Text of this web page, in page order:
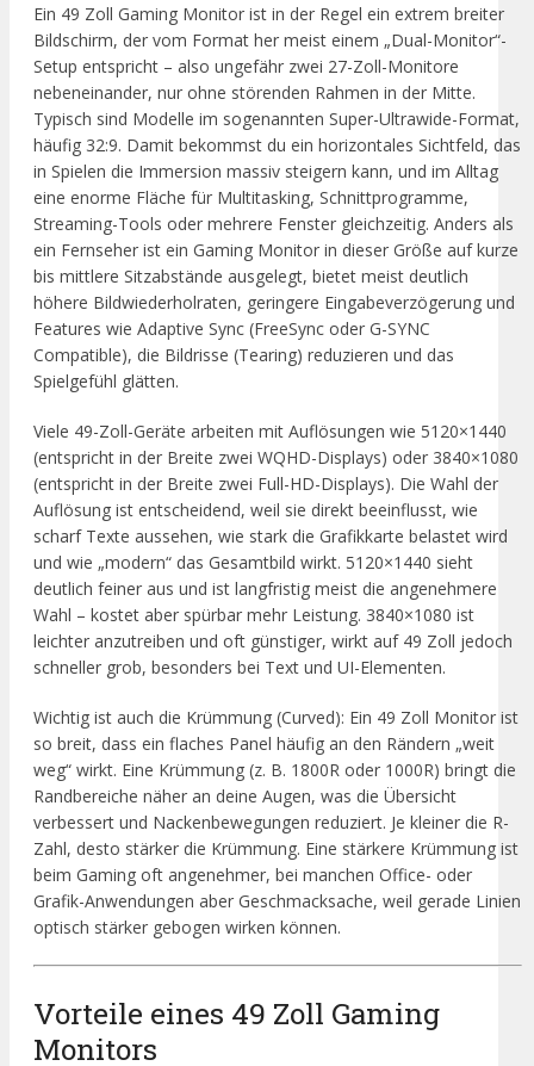
Ein 49 Zoll Gaming Monitor ist in der Regel ein extrem breiter
Bildschirm, der vom Format her meist einem „Dual-Monitor“-
Setup entspricht – also ungefähr zwei 27-Zoll-Monitore
nebeneinander, nur ohne störenden Rahmen in der Mitte.
Typisch sind Modelle im sogenannten Super-Ultrawide-Format,
häufig 32:9. Damit bekommst du ein horizontales Sichtfeld, das
in Spielen die Immersion massiv steigern kann, und im Alltag
eine enorme Fläche für Multitasking, Schnittprogramme,
Streaming-Tools oder mehrere Fenster gleichzeitig. Anders als
ein Fernseher ist ein Gaming Monitor in dieser Größe auf kurze
bis mittlere Sitzabstände ausgelegt, bietet meist deutlich
höhere Bildwiederholraten, geringere Eingabeverzögerung und
Features wie Adaptive Sync (FreeSync oder G-SYNC
Compatible), die Bildrisse (Tearing) reduzieren und das
Spielgefühl glätten.
Viele 49-Zoll-Geräte arbeiten mit Auflösungen wie 5120×1440
(entspricht in der Breite zwei WQHD-Displays) oder 3840×1080
(entspricht in der Breite zwei Full-HD-Displays). Die Wahl der
Auflösung ist entscheidend, weil sie direkt beeinflusst, wie
scharf Texte aussehen, wie stark die Grafikkarte belastet wird
und wie „modern“ das Gesamtbild wirkt. 5120×1440 sieht
deutlich feiner aus und ist langfristig meist die angenehmere
Wahl – kostet aber spürbar mehr Leistung. 3840×1080 ist
leichter anzutreiben und oft günstiger, wirkt auf 49 Zoll jedoch
schneller grob, besonders bei Text und UI-Elementen.
Wichtig ist auch die Krümmung (Curved): Ein 49 Zoll Monitor ist
so breit, dass ein flaches Panel häufig an den Rändern „weit
weg“ wirkt. Eine Krümmung (z. B. 1800R oder 1000R) bringt die
Randbereiche näher an deine Augen, was die Übersicht
verbessert und Nackenbewegungen reduziert. Je kleiner die R-
Zahl, desto stärker die Krümmung. Eine stärkere Krümmung ist
beim Gaming oft angenehmer, bei manchen Office- oder
Grafik-Anwendungen aber Geschmacksache, weil gerade Linien
optisch stärker gebogen wirken können.
Vorteile eines 49 Zoll Gaming
Monitors